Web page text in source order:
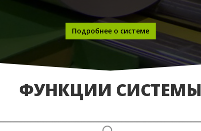
Подробнее о системе
ФУНКЦИИ СИСТЕМЫ